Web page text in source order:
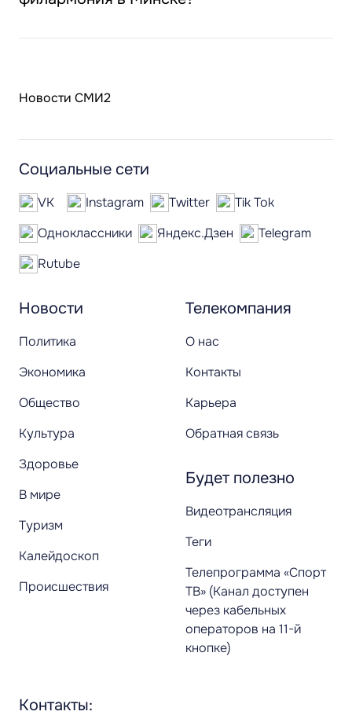
Новости СМИ2
Новости
Политика
Экономика
Общество
Культура
Здоровье
В мире
Туризм
Калейдоскоп
Происшествия
Телекомпания
О нас
Контакты
Карьера
Обратная связь
Будет полезно
Видеотрансляция
Теги
Телепрограмма «Спорт
ТВ» (Канал доступен
через кабельных
операторов на 11-й
кнопке)
Социальные сети
VK Instagram Twitter
Tik Tok
Одноклассники
Яндекс.Дзен
Telegram
Rutube
Контакты: